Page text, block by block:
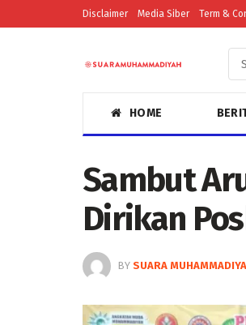
Disclaimer Media Siber Term &
HOME
Sambut
Dirikan
BY SUARA